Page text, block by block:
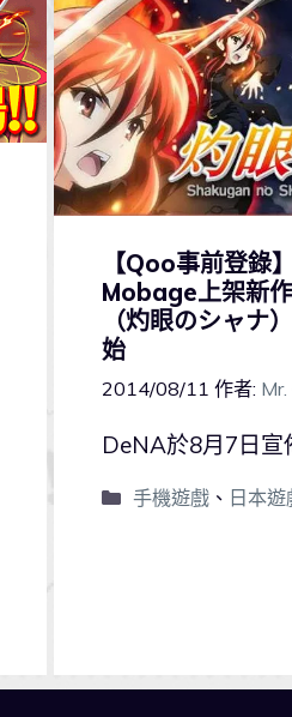
【Qoo事前登錄
Mobage上架新
（灼眼のシャナ
始
2014/08/11 作者:
DeNA於8月7日
手機遊戲、 日本遊